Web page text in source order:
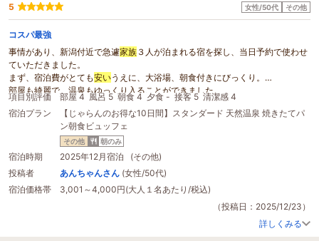
ュービングも面白くて
で楽しい思い出が出来ました。こちらに泊まって良
かったです。ありがとうございました。
5 女性/50代 その他
コスパ最強
事情があり、新潟付近で急遽家族 ３人が泊まれる宿を探し、当日予約で使わせ
ていただきました。
まず、宿泊費がとても安いうえに、大浴場、朝食付きにびっくり。
部屋も綺麗で、温泉もゆっくり入ることができました。
フリードリンクコーナー、朝食も美味しく、コスパ最強の ホテル
スタッフも親切で、次は観光で訪れたいと思います。
項目別評価 部屋 4 風呂 5 朝食 4 夕食 - 接客 5 清潔感 4
宿泊プラン
【じゃらんのお得な10日間】スタンダード 天然温泉 焼きたてパ
ン朝食ビュッフェ
その他 朝のみ
宿泊時期
2025年12月宿泊 (その他)
投稿者
あんちゃんさん (女性/50代)
宿泊価格帯
3,001～4,000円(大人１名あたり/税込)
（投稿日：2025/12/23）
詳しくみる